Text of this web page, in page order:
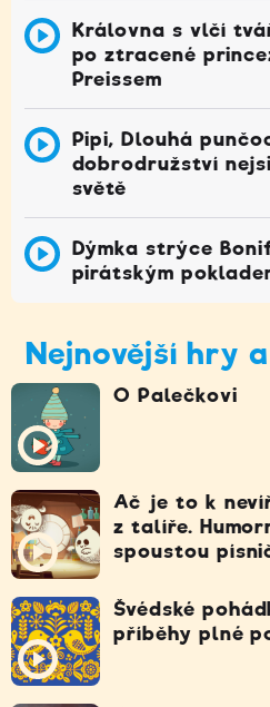
Královna s vlčí
po ztracené
Preissem
Pipi, Dlouhá
dobrodružství
světě
Dýmka strýce
pirátským
Nejnovější hry
O Palečkovi
Ač je to k
z talíře.
spoustou
Švédské
příběhy plné